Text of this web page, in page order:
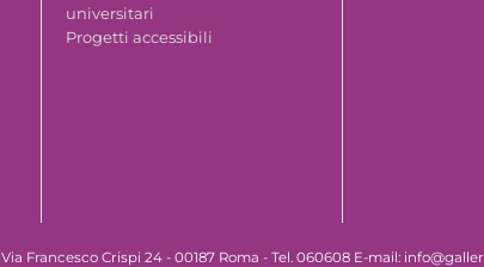
universitari
Progetti accessibili
Via Francesco Crispi 24 - 00187 Roma - Tel. 060608 E-mail: